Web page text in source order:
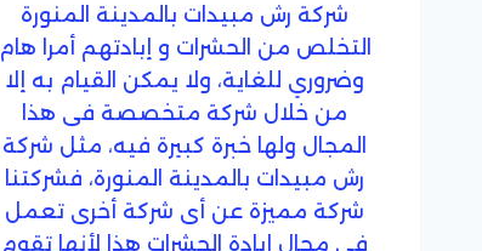
شركة رش مبيدات بالمدينة المنورة
التخلص من الحشرات و إبادتهم أمرا هام
وضروري للغاية، ولا يمكن القيام به إلا
من خلال شركة متخصصة فى هذا
المجال ولها خبرة كبيرة فيه، مثل شركة
رش مبيدات بالمدينة المنورة، فشركتنا
شركة مميزة عن أى شركة أخرى تعمل
فى مجال إبادة الحشرات هذا لأنها تقوم